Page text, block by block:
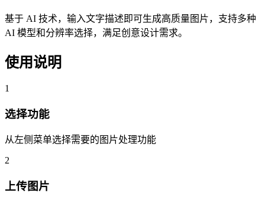
基于 AI 技术，输入文字描述即可生成高质量图片，支持多种
AI 模型和分辨率选择，满足创意设计需求。
使用说明
1
选择功能
从左侧菜单选择需要的图片处理功能
2
上传图片